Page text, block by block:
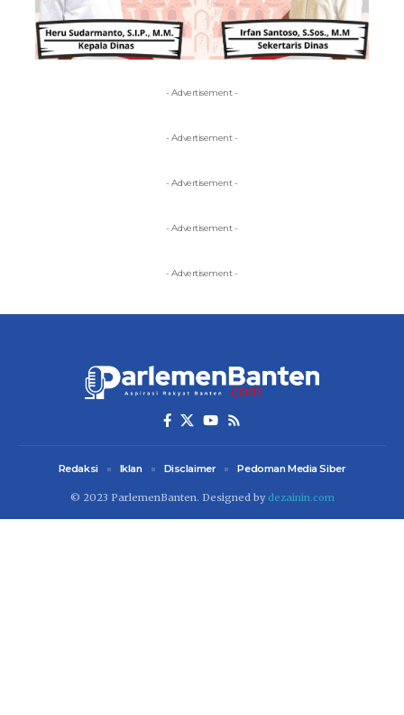
- Advertisement -
- Advertisement -
- Advertisement -
- Advertisement -
- Advertisement -
© 2023 ParlemenBanten. Designed by dezainin.com
Redaksi Iklan Disclaimer Pedoman Media Siber